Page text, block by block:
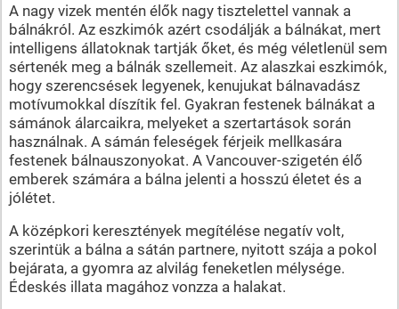
A nagy vizek mentén élők nagy tisztelettel vannak a
bálnákról. Az eszkimók azért csodálják a bálnákat, mert
intelligens állatoknak tartják őket, és még véletlenül sem
sértenék meg a bálnák szellemeit. Az alaszkai eszkimók,
hogy szerencsések legyenek, kenujukat bálnavadász
motívumokkal díszítik fel. Gyakran festenek bálnákat a
sámánok álarcaikra, melyeket a szertartások során
használnak. A sámán feleségek férjeik mellkasára
festenek bálnauszonyokat. A Vancouver-szigetén élő
emberek számára a bálna jelenti a hosszú életet és a
jólétet.
A középkori keresztények megítélése negatív volt,
szerintük a bálna a sátán partnere, nyitott szája a pokol
bejárata, a gyomra az alvilág feneketlen mélysége.
Édeskés illata magához vonzza a halakat.